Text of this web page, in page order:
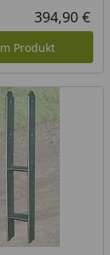
394,90 €
Produkt